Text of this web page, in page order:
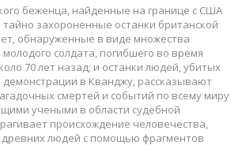
беженца, найденные на границе с США
захороненные останки британской
обнаруженные в виде множества
солдата, погибшего во время
70 лет назад; и останки людей, убитых
демонстрации в Кванджу, рассказывают
смертей и событий по всему миру
учеными в области судебной
происхождение человечества,
людей с помощью фрагментов